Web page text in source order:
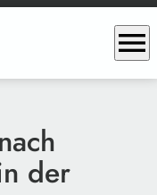
menu
der